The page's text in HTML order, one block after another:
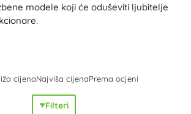
modele koji će oduševiti ljubitelje
kolekcionarske serije naglašava
setovi dolaze s postoljem s
te informacijama o povijesti i
pa su istodobno
cijenaNajviša cijenaPrema ocjeni
Filteri